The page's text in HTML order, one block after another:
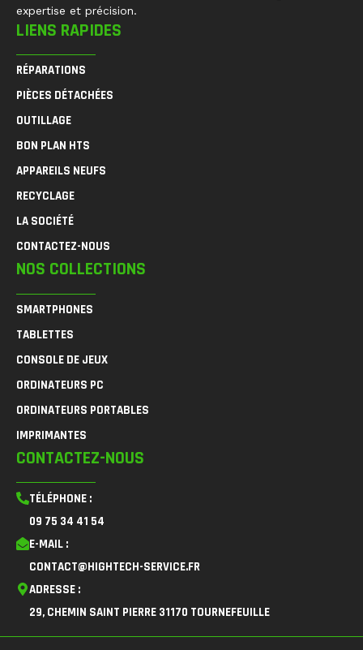
expertise et précision.
LIENS RAPIDES
RÉPARATIONS
PIÈCES DÉTACHÉES
OUTILLAGE
BON PLAN HTS
APPAREILS NEUFS
RECYCLAGE
LA SOCIÉTÉ
CONTACTEZ-NOUS
NOS COLLECTIONS
SMARTPHONES
TABLETTES
CONSOLE DE JEUX
ORDINATEURS PC
ORDINATEURS PORTABLES
IMPRIMANTES
CONTACTEZ-NOUS
TÉLÉPHONE :
09 75 34 41 54
E-MAIL :
CONTACT@HIGHTECH-SERVICE.FR
ADRESSE :
29, CHEMIN SAINT PIERRE 31170 TOURNEFEUILLE